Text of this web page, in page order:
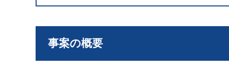
事案の概要